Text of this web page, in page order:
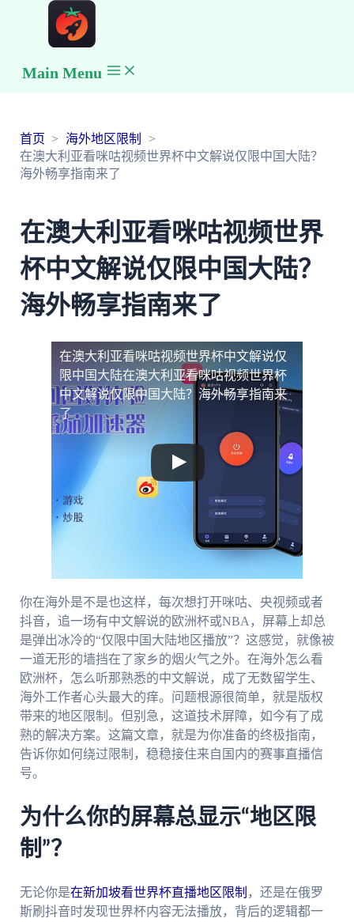
Main Menu
首页
海外地区限制
在澳大利亚看咪咕视频世界杯中文解说仅限中国大陆？
海外畅享指南来了
在澳大利亚看咪咕视频世界
杯中文解说仅限中国大陆？
海外畅享指南来了
在澳大利亚看咪咕视频世界杯中文解说仅
限中国大陆在澳大利亚看咪咕视频世界杯
中文解说仅限中国大陆？海外畅享指南来
了
你在海外是不是也这样，每次想打开咪咕、央视频或者
抖音，追一场有中文解说的欧洲杯或NBA，屏幕上却总
是弹出冰冷的“仅限中国大陆地区播放”？这感觉，就像被
一道无形的墙挡在了家乡的烟火气之外。在海外怎么看
欧洲杯，怎么听那熟悉的中文解说，成了无数留学生、
海外工作者心头最大的痒。问题根源很简单，就是版权
带来的地区限制。但别急，这道技术屏障，如今有了成
熟的解决方案。这篇文章，就是为你准备的终极指南，
告诉你如何绕过限制，稳稳接住来自国内的赛事直播信
号。
为什么你的屏幕总显示“地区限
制”？
无论你是在新加坡看世界杯直播地区限制 ，还是在俄罗
斯刷抖音时发现世界杯内容无法播放，背后的逻辑都一